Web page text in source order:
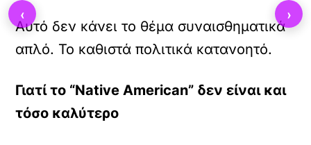
Αυτό δεν κάνει το θέμα συναισθηματικά
απλό. Το καθιστά πολιτικά κατανοητό.
Γιατί το “Native American” δεν είναι και
τόσο καλύτερο
‹ ›